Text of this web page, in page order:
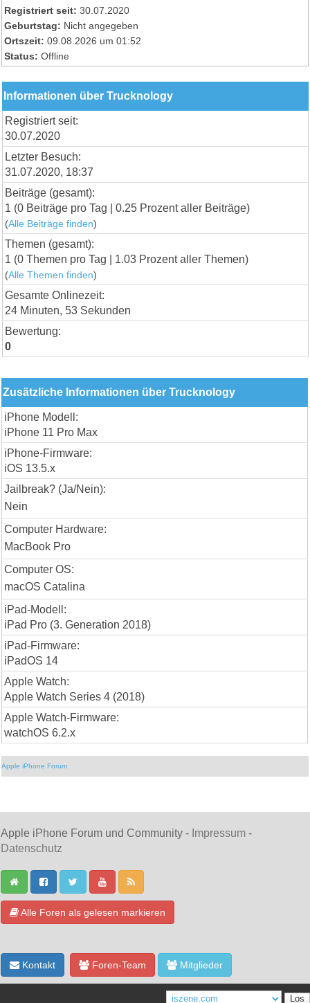
Registriert seit: 30.07.2020
Geburtstag: Nicht angegeben
Ortszeit: 09.08.2026 um 01:52
Status: Offline
Informationen über Trucknology
Registriert seit:
30.07.2020
Letzter Besuch:
31.07.2020, 18:37
Beiträge (gesamt):
1 (0 Beiträge pro Tag | 0.25 Prozent aller Beiträge)
(Alle Beiträge finden)
Themen (gesamt):
1 (0 Themen pro Tag | 1.03 Prozent aller Themen)
(Alle Themen finden)
Gesamte Onlinezeit:
24 Minuten, 53 Sekunden
Bewertung:
0
Zusätzliche Informationen über Trucknology
iPhone Modell:
iPhone 11 Pro Max
iPhone-Firmware:
iOS 13.5.x
Jailbreak? (Ja/Nein):
Nein
Computer Hardware:
MacBook Pro
Computer OS:
macOS Catalina
iPad-Modell:
iPad Pro (3. Generation 2018)
iPad-Firmware:
iPadOS 14
Apple Watch:
Apple Watch Series 4 (2018)
Apple Watch-Firmware:
watchOS 6.2.x
Apple iPhone Forum
Apple iPhone Forum und Community - Impressum -
Datenschutz
Alle Foren als gelesen markieren
Kontakt Foren-Team Mitglieder